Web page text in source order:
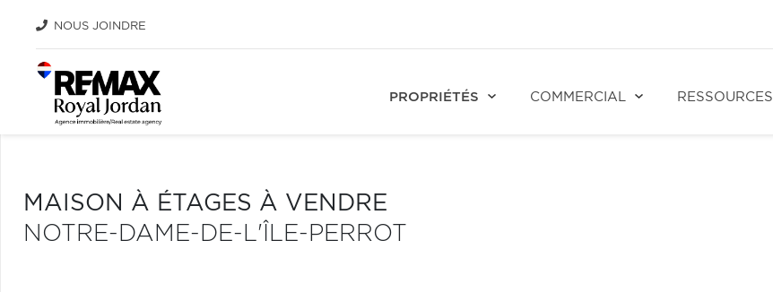
NOUS JOINDRE
PROPRIÉTÉS COMMERCIAL RESSOURCES
MAISON À ÉTAGES À VENDRE
NOTRE-DAME-DE-L'ÎLE-PERROT